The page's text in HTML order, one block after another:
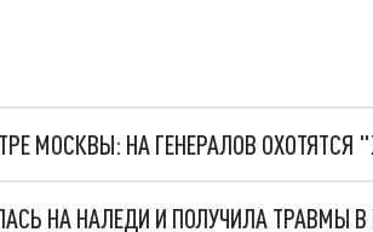
МОСКВЫ: НА ГЕНЕРАЛОВ
НА НАЛЕДИ И ПОЛУЧИЛА ТРАВМЫ В